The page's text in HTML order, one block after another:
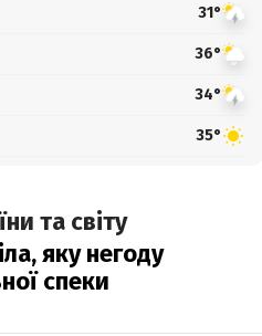
31°
36°
34°
35°
та світу
яку негоду
спеки